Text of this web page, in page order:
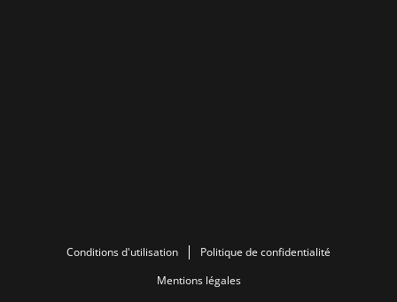
Conditions d'utilisation
Politique de confidentialité
Mentions légales